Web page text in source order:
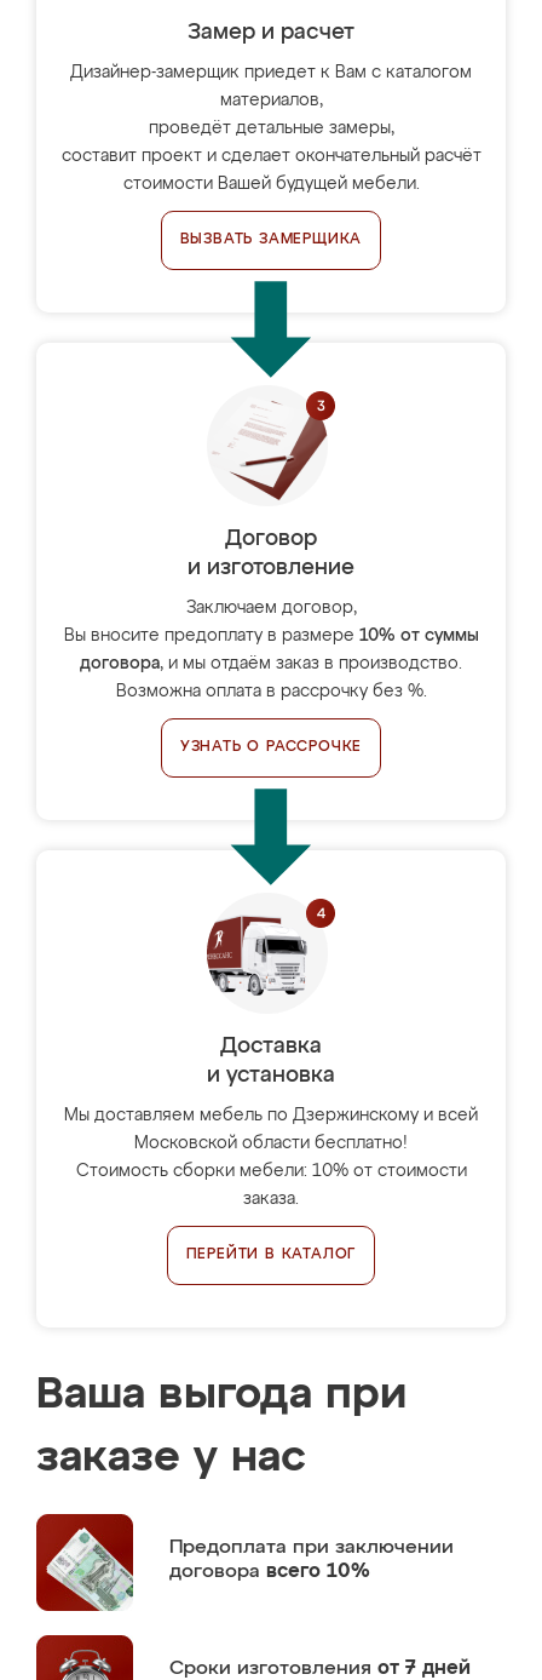
Замер и расчет
Дизайнер-замерщик приедет к Вам с каталогом
материалов,
проведёт детальные замеры,
составит проект и сделает окончательный расчёт
стоимости Вашей будущей мебели.
ВЫЗВАТЬ ЗАМЕРЩИКА
Договор
и изготовление
Заключаем договор,
Вы вносите предоплату в размере 10% от суммы
договора, и мы отдаём заказ в производство.
Возможна оплата в рассрочку без %.
УЗНАТЬ О РАССРОЧКЕ
Доставка
и установка
Мы доставляем мебель по Дзержинскому и всей
Московской области бесплатно!
Стоимость сборки мебели: 10% от стоимости
заказа.
ПЕРЕЙТИ В КАТАЛОГ
Ваша выгода при
заказе у нас
Предоплата при заключении
договора всего 10%
Сроки изготовления от 7 дней